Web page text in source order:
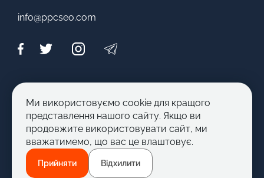
info@ppcseo.com
Стати автором
Запропонувати тему
Ми використовуємо cookie для кращого
представлення нашого сайту. Якщо ви
продовжите використовувати сайт, ми
вважатимемо, що вас це влаштовує.
Прийняти Відхилити